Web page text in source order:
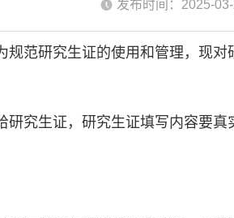
发布时间：2025-
范研究生证的使用和管理，现对
究生证，研究生证填写内容要